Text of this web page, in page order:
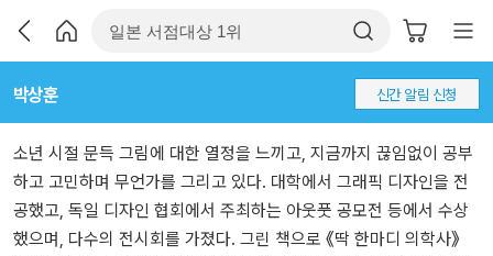
박상훈 신간 알림 신청
소년 시절 문득 그림에 대한 열정을 느끼고, 지금까지 끊임없이 공부
하고 고민하며 무언가를 그리고 있다. 대학에서 그래픽 디자인을 전
공했고, 독일 디자인 협회에서 주최하는 아웃풋 공모전 등에서 수상
했으며, 다수의 전시회를 가졌다. 그린 책으로 《딱 한마디 의학사》